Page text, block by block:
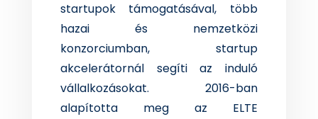
startupok támogatásával, több
hazai és nemzetközi
konzorciumban, startup
akcelerátornál segíti az induló
vállalkozásokat. 2016-ban
alapította meg az ELTE